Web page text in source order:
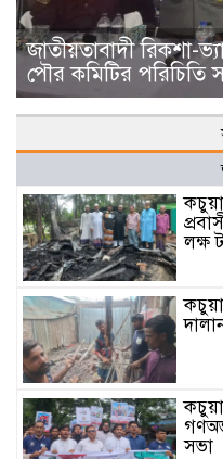
জাতীয়তাবাদী রিকশা-
পৌর কমিটির পরিচিতি
লক্ষ
সভা